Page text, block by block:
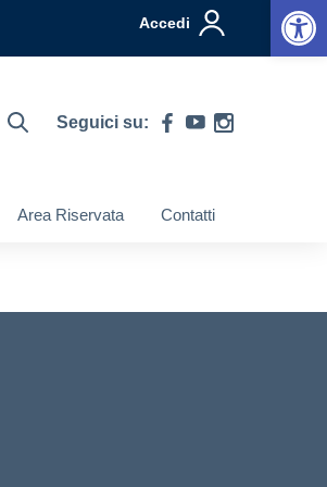
Accedi
Seguici su:
Area Riservata Contatti